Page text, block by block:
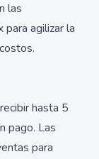
las
agilizar la
hasta 5
pago. Las
para